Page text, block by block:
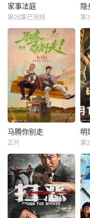
方势力，于九重宫
阙步步为营，与帝
交锋中悄然重续
【嘿叭电影
家事法庭
黄璐
青年法官沈谢秩携
手律师秦睿，与舒
静、胡艾溪、陈向
辉等法律同侪深入
基层工作，为人民
群众解决亲子矛
盾、婚姻困境等纷
繁的社会、家庭问
题；在一桩桩案件
中，秉持法律无情
行初心使命、坚守
法治信仰的
家事法庭
第26集已完结
隐
第
马腾你别走
宋茜
没钱没爱还没心没
肺的马腾（林更新
饰）人近中年一事
无成，是旁人眼里
公认的“废柴”！钢
马腾你别走
正片
明
第